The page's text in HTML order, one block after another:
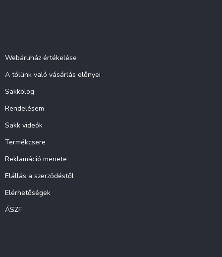
Webáruház értékelése
A tőlünk való vásárlás előnyei
Sakkblog
Rendelésem
Sakk videók
Termékcsere
Reklamáció menete
Elállás a szerződéstől
Elérhetőségek
ÁSZF